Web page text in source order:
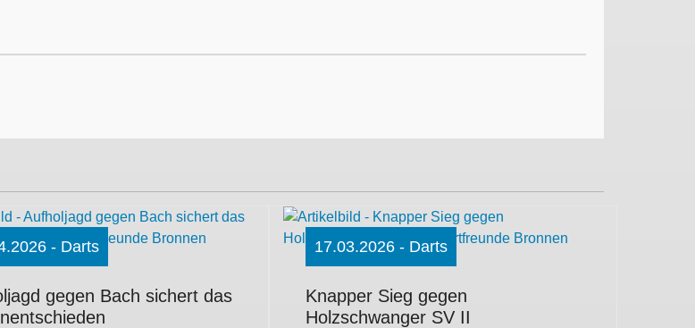
- Darts
gegen Bach sichert das
17.03.2026 - Darts
Knapper Sieg gegen
Holzschwanger SV II